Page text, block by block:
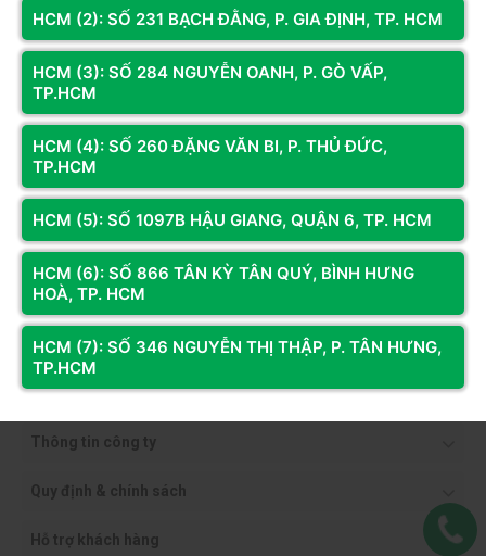
Youtube
Thông tin công ty
Quy định & chính sách
Hỗ trợ khách hàng
HCM (2): SỐ 231 BẠCH ĐẰNG, P. GIA ĐỊNH, TP. HCM
HCM (3): SỐ 284 NGUYỄN OANH, P. GÒ VẤP,
TP.HCM
HCM (4): SỐ 260 ĐẶNG VĂN BI, P. THỦ ĐỨC,
TP.HCM
HCM (5): SỐ 1097B HẬU GIANG, QUẬN 6, TP. HCM
HCM (6): SỐ 866 TÂN KỲ TÂN QUÝ, BÌNH HƯNG
HOÀ, TP. HCM
HCM (7): SỐ 346 NGUYỄN THỊ THẬP, P. TÂN HƯNG,
TP.HCM